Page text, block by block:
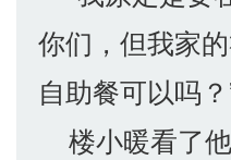
你们，但我家
自助餐可以吗？
楼小暖看了